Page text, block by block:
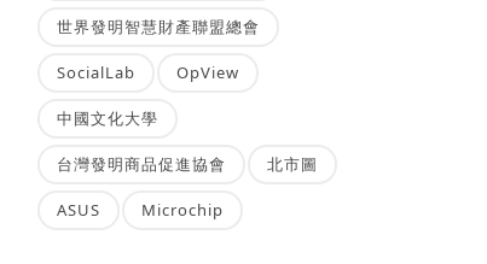
世界發明智慧財產聯盟總會
SocialLab OpView
中國文化大學
台灣發明商品促進協會 北市圖
ASUS Microchip